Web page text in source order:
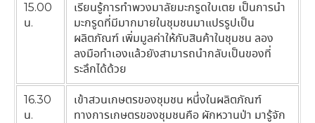
15.00
น.
เรียนรู้การทำพวงมาลัยมะกรูดใบเตย เป็นการนำ
มะกรูดที่มีมากมายในชุมชนมาแปรรูปเป็น
ผลิตภัณฑ์ เพิ่มมูลค่าให้กับสินค้าในชุมชน ลอง
ลงมือทำเองแล้วยังสามารถนำกลับเป็นของที่
ระลึกได้ด้วย
16.30
น.
เข้าสวนเกษตรของชุมชน หนึ่งในผลิตภัณฑ์
ทางการเกษตรของชุมชนคือ ผักหวานป่า มารู้จัก